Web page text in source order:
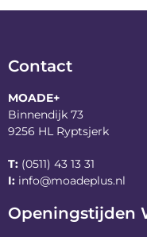
Contact
MOADE+
Binnendijk 73
9256 HL Ryptsjerk
T: (0511) 43 13 31
I: info@moadeplus.nl
Openingstijden